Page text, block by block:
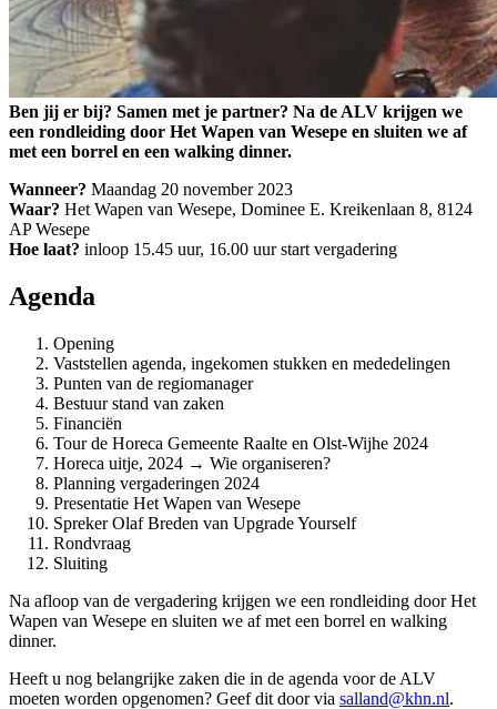
Ben jij er bij? Samen met je partner? Na de ALV krijgen we
een rondleiding door Het Wapen van Wesepe en sluiten we af
met een borrel en een walking dinner.
Wanneer? Maandag 20 november 2023
Waar? Het Wapen van Wesepe, Dominee E. Kreikenlaan 8, 8124
AP Wesepe
Hoe laat? inloop 15.45 uur, 16.00 uur start vergadering
Agenda
Opening
Vaststellen agenda, ingekomen stukken en mededelingen
Punten van de regiomanager
Bestuur stand van zaken
Financiën
Tour de Horeca Gemeente Raalte en Olst-Wijhe 2024
Horeca uitje, 2024 → Wie organiseren?
Planning vergaderingen 2024
Presentatie Het Wapen van Wesepe
Spreker Olaf Breden van Upgrade Yourself
Rondvraag
Sluiting
Na afloop van de vergadering krijgen we een rondleiding door Het
Wapen van Wesepe en sluiten we af met een borrel en walking
dinner.
Heeft u nog belangrijke zaken die in de agenda voor de ALV
moeten worden opgenomen? Geef dit door via salland@khn.nl.